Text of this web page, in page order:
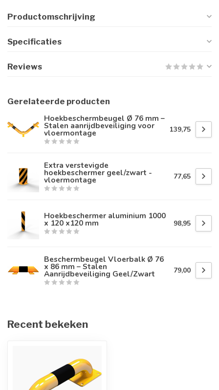
Productomschrijving
Specificaties
Reviews
Gerelateerde producten
Hoekbeschermbeugel Ø 76 mm –
Stalen aanrijdbeveiliging voor
vloermontage 139,75
Extra verstevigde
hoekbeschermer geel/zwart -
vloermontage 77,65
Hoekbeschermer aluminium 1000
x 120 x120 mm 98,95
Beschermbeugel Vloerbalk Ø 76
x 86 mm – Stalen
Aanrijdbeveiliging Geel/Zwart 79,00
Recent bekeken